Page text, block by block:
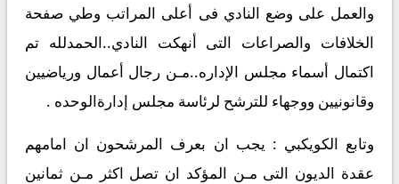
والعمل على وضع النادي فى أعلى المراتب وطي صفحة
الخلافات والصراعات التى أنهكت النادي..الحمدلله تم
اكتمال أسماء مجلس الإداره..مـن رجال أعمال ورياضيين
وقانونيين ووجهاء للترشح لرئاسة مجلس إدارةالوحده .
وتابع الكويكبي : يجب ان بعرف المرشحون ان امامهم
عقدة الديون التى مـن المؤكد ان تصل اكثر مـن ثمانين